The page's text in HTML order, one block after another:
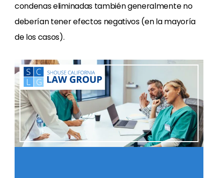
condenas eliminadas también generalmente no
deberían tener efectos negativos (en la mayoría
de los casos).